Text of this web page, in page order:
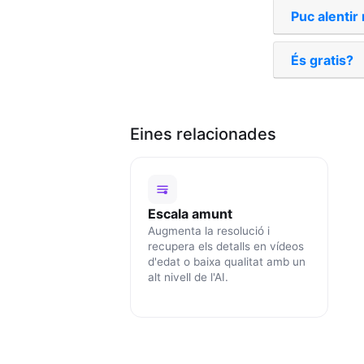
Puc alentir
És gratis?
Eines relacionades
Escala amunt
Augmenta la resolució i
recupera els detalls en vídeos
d'edat o baixa qualitat amb un
alt nivell de l'AI.